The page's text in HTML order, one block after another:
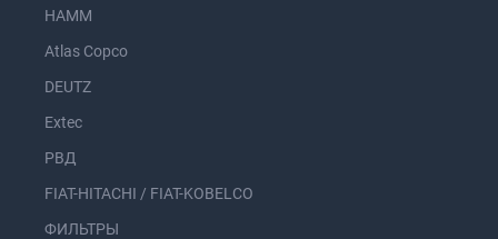
HAMM
Atlas Copco
DEUTZ
Extec
РВД
FIAT-HITACHI / FIAT-KOBELCO
ФИЛЬТРЫ